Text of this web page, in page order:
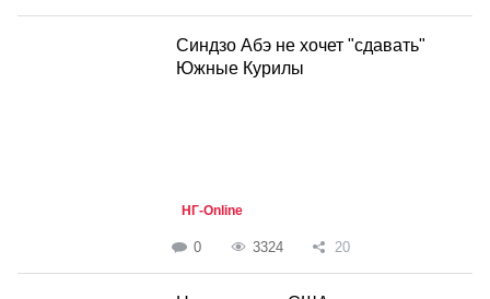
Синдзо Абэ не хочет "сдавать"
Южные Курилы
НГ-Online
0 3324 20